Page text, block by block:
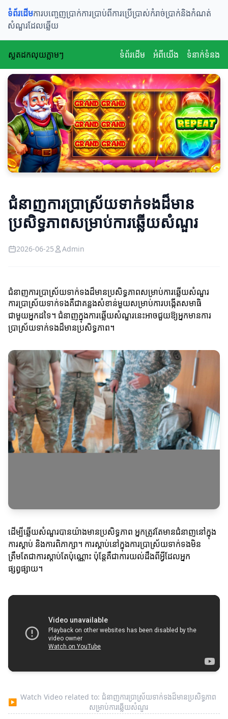
ទំព័រដើមការបញ្ចេញប្រាក់ការប្រាប់ពីការប្រើប្រាស់កំរាច់ប្រាក់និងកំណត់
សំណួរដែលឆ្លើយ
ស្លតដកលុយភ្លាមៗ ទំព័រដើម អំពីយើង ទំនាក់ទំនង
ជំនាញការប្រាស្រ័យទាក់ទងដ៏មាន
ប្រសិទ្ធភាពសម្រាប់ការឆ្លើយសំណួរ
2026-06-25 Admin
ជំនាញការប្រាស្រ័យទាក់ទងដ៏មានប្រសិទ្ធភាពសម្រាប់ការឆ្លើយសំណួរ
ការប្រាស្រ័យទាក់ទងគឺជាគន្លងសំខាន់មួយសម្រាប់ការបង្កើតសមាធិ
ជាមួយអ្នកដទៃ។ ជំនាញក្នុងការឆ្លើយសំណួរនេះអាចជួយឱ្យអ្នកមានការ
ប្រាស្រ័យទាក់ទងដ៏មានប្រសិទ្ធភាព។
ដើម្បីឆ្លើយសំណួរ​បានយ៉ាងមានប្រសិទ្ធភាព អ្នកត្រូវតែមានជំនាញនៅក្នុង
ការស្តាប់ និងការពិភាក្សា។ ការស្តាប់នៅក្នុងការប្រាស្រ័យទាក់ទងមិន
ត្រឹមតែជាការស្តាប់តែប៉ុណ្ណោះ ប៉ុន្តែគឺជាការយល់ដឹងពីអ្វីដែលអ្នក
ផ្សព្វផ្សាយ។
▶
Watch Video related to: ជំនាញការប្រាស្រ័យទាក់ទងដ៏មានប្រសិទ្ធភាព
សម្រាប់ការឆ្លើយសំណួរ